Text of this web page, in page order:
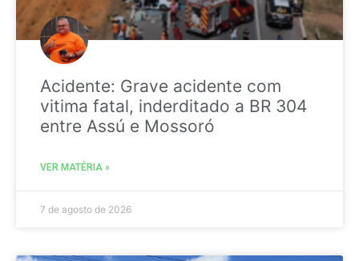
Acidente: Grave acidente com
vitima fatal, inderditado a BR 304
entre Assú e Mossoró
VER MATÉRIA »
7 de agosto de 2026